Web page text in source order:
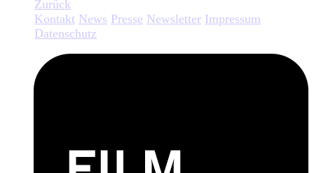
Zurück
Kontakt News Presse Newsletter Impressum
Datenschutz